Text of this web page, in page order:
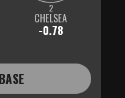
2
CHELSEA
-0.78